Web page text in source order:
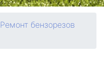
Ремонт бензорезов